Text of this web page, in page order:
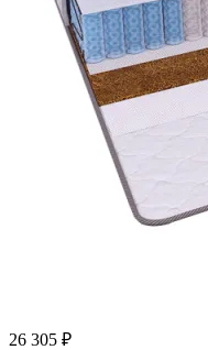
26 305 ₽